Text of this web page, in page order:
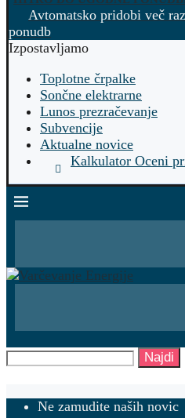
Avtomatsko pridobi več
ponudb
Izpostavljamo
Toplotne črpalke
Sončne elektrarne
Lunos prezračevanje
Subvencije
Aktualne novice
Kalkulator Oceni
Najdi
Ne zamudite naših novic